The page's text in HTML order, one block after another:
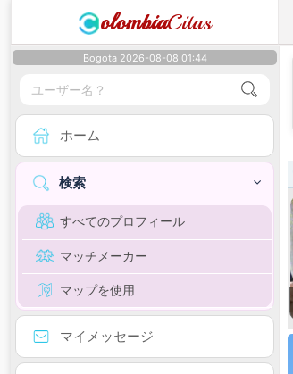
olombiaCitas
Bogota 2026-08-08 01:44
ホーム
検索
すべてのプロフィール
マッチメーカー
マップを使用
マイメッセージ